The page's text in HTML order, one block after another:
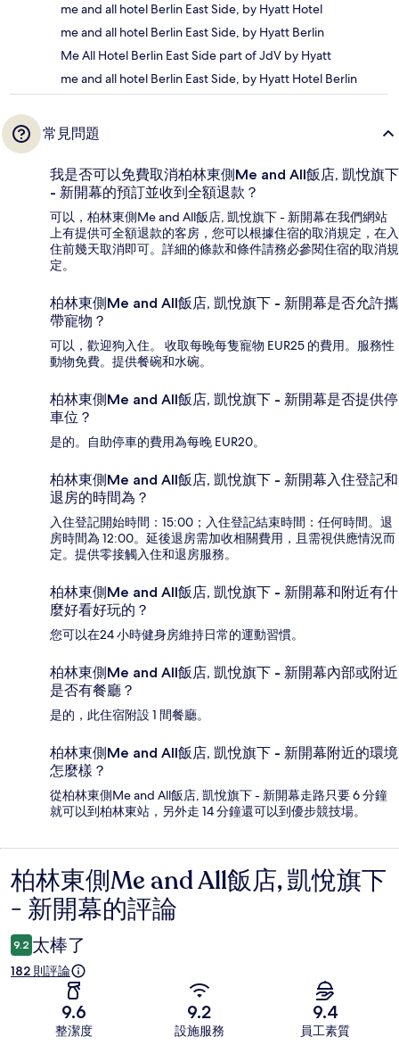
me and all hotel Berlin East Side, by Hyatt Hotel
me and all hotel Berlin East Side, by Hyatt Berlin
Me All Hotel Berlin East Side part of JdV by Hyatt
me and all hotel Berlin East Side, by Hyatt Hotel Berlin
常見問題
我是否可以免費取消柏林東側Me and All飯店, 凱悅旗下
- 新開幕的預訂並收到全額退款？
可以，柏林東側Me and All飯店, 凱悅旗下 - 新開幕在我們網站
上有提供可全額退款的客房，您可以根據住宿的取消規定，在入
住前幾天取消即可。詳細的條款和條件請務必參閱住宿的取消規
定。
柏林東側Me and All飯店, 凱悅旗下 - 新開幕是否允許攜
帶寵物？
可以，歡迎狗入住。 收取每晚每隻寵物 EUR25 的費用。服務性
動物免費。提供餐碗和水碗。
柏林東側Me and All飯店, 凱悅旗下 - 新開幕是否提供停
車位？
是的。自助停車的費用為每晚 EUR20。
柏林東側Me and All飯店, 凱悅旗下 - 新開幕入住登記和
退房的時間為？
入住登記開始時間：15:00；入住登記結束時間：任何時間。退
房時間為 12:00。延後退房需加收相關費用，且需視供應情況而
定。提供零接觸入住和退房服務。
柏林東側Me and All飯店, 凱悅旗下 - 新開幕和附近有什
麼好看好玩的？
您可以在24 小時健身房維持日常的運動習慣。
柏林東側Me and All飯店, 凱悅旗下 - 新開幕內部或附近
是否有餐廳？
是的，此住宿附設 1 間餐廳。
柏林東側Me and All飯店, 凱悅旗下 - 新開幕附近的環境
怎麼樣？
從柏林東側Me and All飯店, 凱悅旗下 - 新開幕走路只要 6 分鐘
就可以到柏林東站，另外走 14 分鐘還可以到優步競技場。
評
論
柏林東側Me and All飯店, 凱悅旗下
- 新開幕的評論
9.2 太棒了
182 則評論
9.6
整潔度
9.2
設施服務
9.4
員工素質